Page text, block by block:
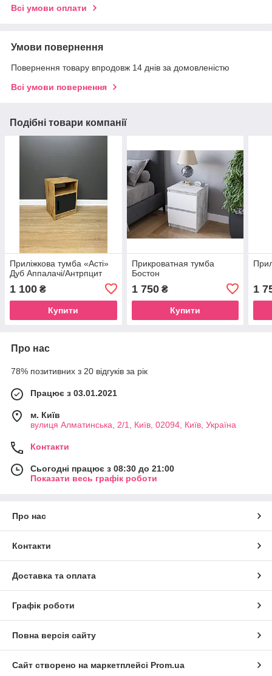
Всі умови оплати
Умови повернення
Повернення товару впродовж 14 днів за домовленістю
Всі умови повернення
Подібні товари компанії
Приліжкова тумба «Асті»
Дуб Аппалачі/Антрпцит
1 100 ₴
Купити
Прикроватная тумба
Бостон
1 750₴
Купити
1
Про нас
78% позитивних з 20 відгуків за рік
Працює з 03.01.2021
м. Київ
вулиця Алматинська, 2/1, Київ, 02094, Київ, Україна
Контакти
Сьогодні працює з 08:30 до 21:00
Показати весь графік роботи
Про нас
Контакти
Доставка та оплата
Графік роботи
Повна версія сайту
Сайт створено на маркетплейсі Prom.ua